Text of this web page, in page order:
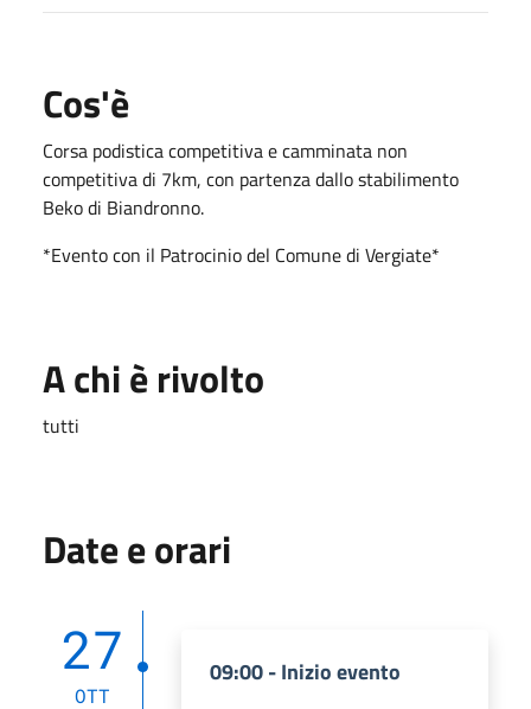
Cos'è
Corsa podistica competitiva e camminata non
competitiva di 7km, con partenza dallo stabilimento
Beko di Biandronno.
*Evento con il Patrocinio del Comune di Vergiate*
A chi è rivolto
tutti
Date e orari
27
OTT
09:00 - Inizio evento